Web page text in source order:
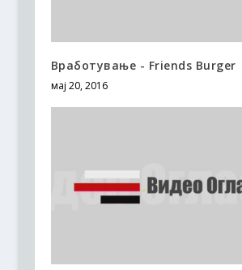
Вработување - Friends Burger
мај 20, 2016